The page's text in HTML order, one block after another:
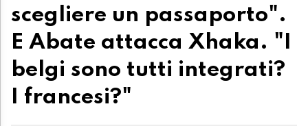
scegliere un passaporto".
E Abate attacca Xhaka. "I
belgi sono tutti integrati?
I francesi?"